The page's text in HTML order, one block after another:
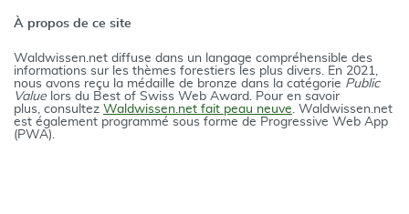
À propos de ce site
Waldwissen.net diffuse dans un langage compréhensible des
informations sur les thèmes forestiers les plus divers. En 2021,
nous avons reçu la médaille de bronze dans la catégorie Public
Value lors du Best of Swiss Web Award. Pour en savoir
plus, consultez Waldwissen.net fait peau neuve. Waldwissen.net
est également programmé sous forme de Progressive Web App
(PWA).